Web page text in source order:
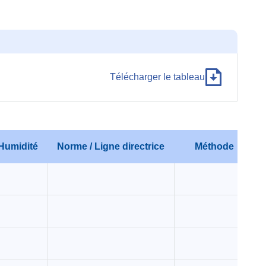
Télécharger le tableau
Humidité Norme / Ligne directrice Méthode